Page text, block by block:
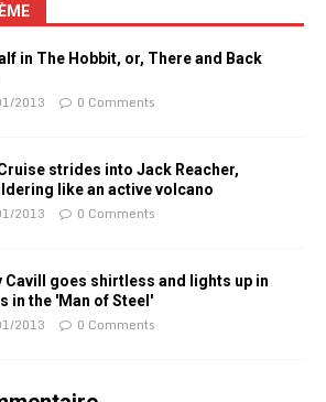
in The Hobbit, or, There and Back
2013 0 Comments
strides into Jack Reacher,
like an active volcano
2013 0 Comments
Cavill goes shirtless and lights up in
in the 'Man of Steel'
2013 0 Comments